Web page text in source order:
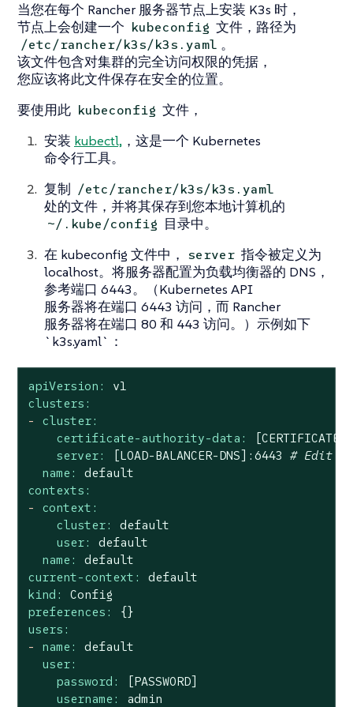
当您在每个 Rancher 服务器节点上安装 K3s 时，
节点上会创建一个 kubeconfig 文件，路径为
/etc/rancher/k3s/k3s.yaml 。
该文件包含对集群的完全访问权限的凭据，
您应该将此文件保存在安全的位置。
要使用此 kubeconfig 文件，
安装 kubectl, ，这是一个 Kubernetes
命令行工具。
复制 /etc/rancher/k3s/k3s.yaml
处的文件，并将其保存到您本地计算机的
~/.kube/config 目录中。
在 kubeconfig 文件中， server 指令被定义为
localhost。将服务器配置为负载均衡器的 DNS，
参考端口 6443。（Kubernetes API
服务器将在端口 6443 访问，而 Rancher
服务器将在端口 80 和 443 访问。）示例如下
`k3s.yaml`：
apiVersion:
v1
clusters:
-
cluster:
certificate-authority-data:
[CERTIFICATE-
server:
[LOAD-BALANCER-DNS]:6443 # Edit
name:
default
contexts:
-
context:
cluster:
default
user:
default
name:
default
current-context:
default
kind:
Config
preferences:
{}
users:
-
name:
default
user:
password:
[PASSWORD]
username:
admin